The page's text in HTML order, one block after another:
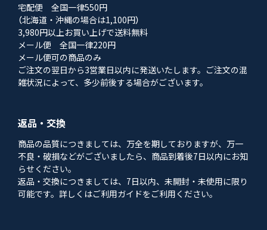
宅配便 全国一律550円
（北海道・沖縄の場合は1,100円）
3,980円以上お買い上げで送料無料
メール便 全国一律220円
メール便可の商品のみ
ご注文の翌日から3営業日以内に発送いたします。ご注文の混
雑状況によって、多少前後する場合がございます。
返品・交換
商品の品質につきましては、万全を期しておりますが、万一
不良・破損などがございましたら、商品到着後7日以内にお知
らせください。
返品・交換につきましては、7日以内、未開封・未使用に限り
可能です。詳しくはご利用ガイドをご利用ください。